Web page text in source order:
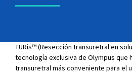
TURis™ (Resección transuretral en
tecnología exclusiva de Olympus que
transuretral más conveniente para el